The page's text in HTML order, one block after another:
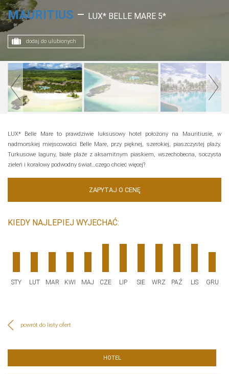
MAURITIUS – LUX* BELLE MARE 5*
dodaj do ulubionych
LUX* Belle Mare to prawdziwie luksusowy hotel położony na Mauritiusie, w
nadmorskiej miejscowości Belle Mare, przy pięknej, szerokiej, piaszczystej plaży.
Turkusowe laguny, białe plaże z aksamitnym piaskiem, wszechobecna, soczysta
zieleń i koralowy podwodny świat…czego chcieć więcej?
ZAPYTAJ O CENĘ
KIEDY NAJLEPIEJ WYJECHAĆ:
STY LUT MAR KWI MAJ CZE LIP SIE WRZ PAŹ LIS GRU
powrót do listy ofert
HOTEL